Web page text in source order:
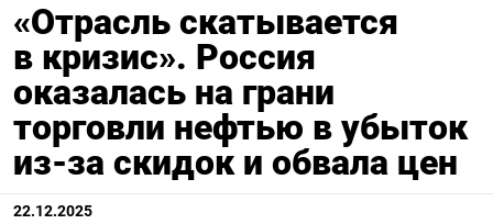
«Отрасль скатывается
в кризис». Россия
оказалась на грани
торговли нефтью в убыток
из-за скидок и обвала цен
22.12.2025